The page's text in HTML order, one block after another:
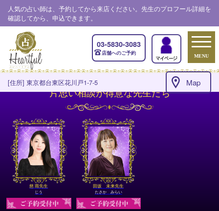
人気の占い師は、予約してから来店ください。先生のプロフール詳細を
確認してから、申込できます。
MENU
[住所] 東京都台東区花川戸1-7-5 Map
03-5830-3083
店舗へのご予約
片思い相談が得意な先生たち
慈 雨先生
じう
田坂 未来先生
たさか みらい